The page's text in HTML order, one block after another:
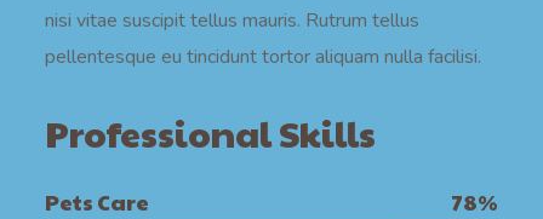
nisi vitae suscipit tellus mauris. Rutrum tellus
pellentesque eu tincidunt tortor aliquam nulla facilisi.
Professional Skills
Pets Care 78%